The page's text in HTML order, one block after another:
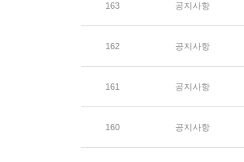
163 공지사항
162 공지사항
161 공지사항
160 공지사항